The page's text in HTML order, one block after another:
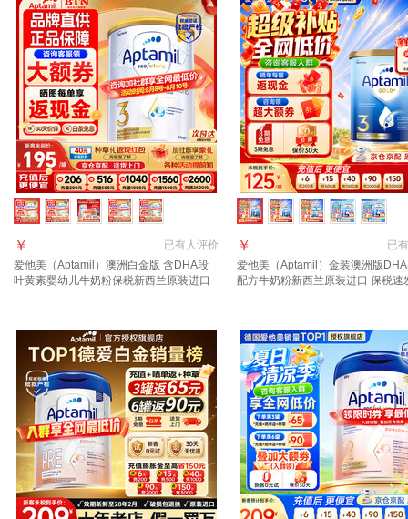
已有人评价
￥
爱他美（Aptamil）澳洲白金版 含DHA段
叶黄素婴幼儿牛奶粉保税新西兰原装进口
已有
￥
爱他美（Aptamil）金装澳洲版
配方牛奶粉新西兰原装进口 保税速